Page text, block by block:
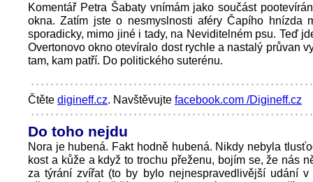
Komentář Petra Šabaty vnímám jako součást
okna. Zatím jste o nesmyslnosti aféry Čapího hnízda
sporadicky, mimo jiné i tady, na Neviditelném psu. Teď
Overtonovo okno otevíralo dost rychle a nastalý průvan
tam, kam patří. Do politického suterénu.
Čtěte digineff.cz. Navštěvujte facebook.com /Digineff.cz
Do toho nejdu
Nora je hubená. Fakt hodně hubená. Nikdy nebyla
kost a kůže a když to trochu přeženu, bojím se, že nás
za týrání zvířat (to by bylo nejnespravedlivější udání v